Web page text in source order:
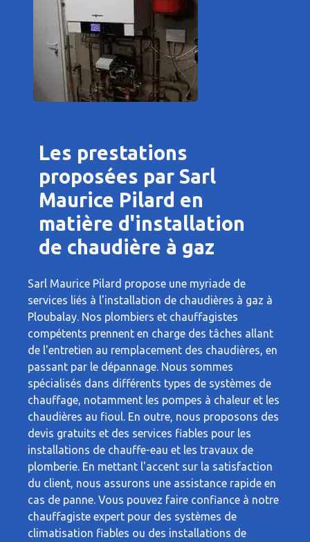
Les prestations
proposées par Sarl
Maurice Pilard en
matière d'installation
de chaudière à gaz
Sarl Maurice Pilard propose une myriade de
services liés à l'installation de chaudières à gaz à
Ploubalay. Nos plombiers et chauffagistes
compétents prennent en charge des tâches allant
de l'entretien au remplacement des chaudières, en
passant par le dépannage. Nous sommes
spécialisés dans différents types de systèmes de
chauffage, notamment les pompes à chaleur et les
chaudières au fioul. En outre, nous proposons des
devis gratuits et des services fiables pour les
installations de chauffe-eau et les travaux de
plomberie. En mettant l'accent sur la satisfaction
du client, nous assurons une assistance rapide en
cas de panne. Vous pouvez faire confiance à notre
chauffagiste expert pour des systèmes de
climatisation fiables ou des installations de